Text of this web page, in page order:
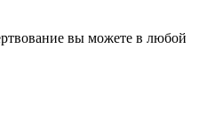
вы можете в любой